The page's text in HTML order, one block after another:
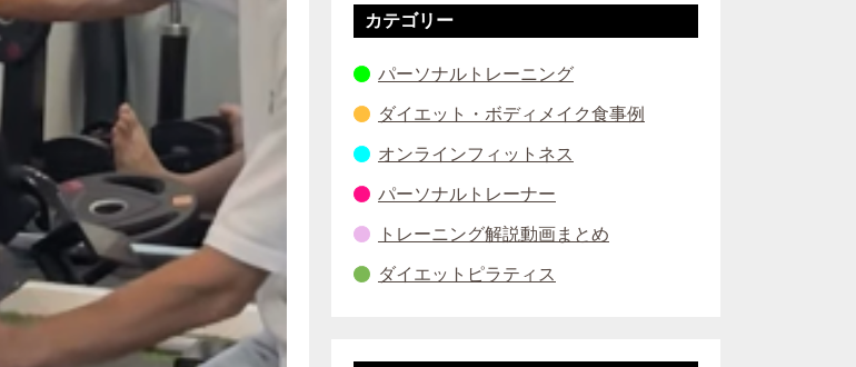
カテゴリー
パーソナルトレーニング
ダイエット・ボディメイク食事例
オンラインフィットネス
パーソナルトレーナー
トレーニング解説動画まとめ
ダイエットピラティス